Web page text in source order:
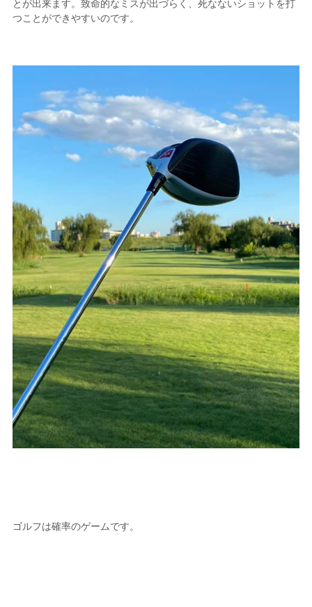
とが出来ます。致命的なミスが出づらく、死なないショットを打
つことができやすいのです。
ゴルフは確率のゲームです。